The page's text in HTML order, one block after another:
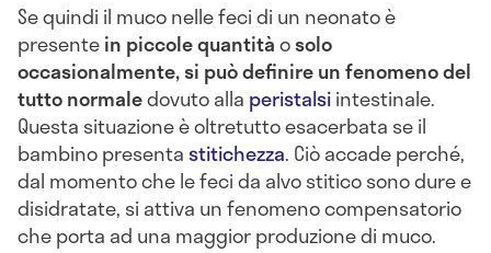
Se quindi il muco nelle feci di un neonato è
presentein piccole quantitàosolo
occasionalmente, si può definire un fenomeno del
tutto normaledovuto alla peristalsiintestinale.
Questa situazione è oltretutto esacerbata se il
bambino presenta stitichezza. Ciò accade perché,
dal momento che le feci da alvo stitico sono dure e
disidratate, si attiva un fenomeno compensatorio
che porta ad una maggior produzione di muco.